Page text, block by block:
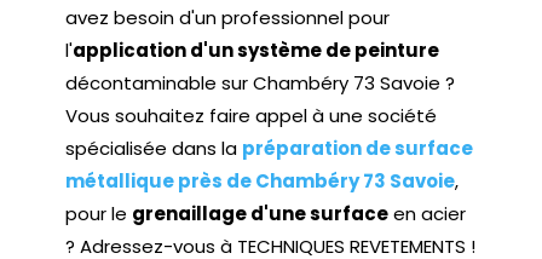
avez besoin d'un professionnel pour
l'application d'un système de peinture
décontaminable sur Chambéry 73 Savoie ?
Vous souhaitez faire appel à une société
spécialisée dans la préparation de surface
métallique près de Chambéry 73 Savoie,
pour le grenaillage d'une surfaceen acier
? Adressez-vous à TECHNIQUES REVETEMENTS !